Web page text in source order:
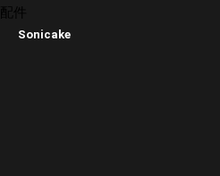
配件
Sonicake